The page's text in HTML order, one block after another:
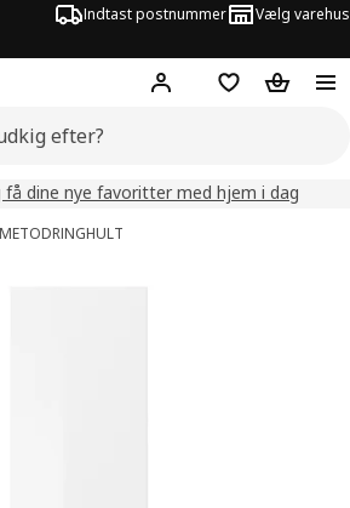
Indtast postnummer Vælg varehus
Hej! Log ind her
Huskeliste
Kurv
dine nye favoritter med hjem i dag
RINGHULT